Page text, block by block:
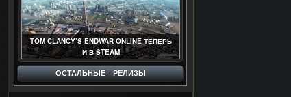
TOM CLANCY’S ENDWAR ONLINE ТЕПЕРЬ
И В STEAM
ОСТАЛЬНЫЕ РЕЛИЗЫ